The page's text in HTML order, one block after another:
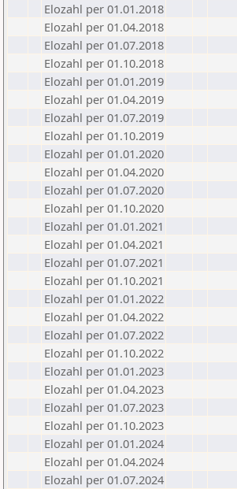
Elozahl per 01.01.2018
Elozahl per 01.04.2018
Elozahl per 01.07.2018
Elozahl per 01.10.2018
Elozahl per 01.01.2019
Elozahl per 01.04.2019
Elozahl per 01.07.2019
Elozahl per 01.10.2019
Elozahl per 01.01.2020
Elozahl per 01.04.2020
Elozahl per 01.07.2020
Elozahl per 01.10.2020
Elozahl per 01.01.2021
Elozahl per 01.04.2021
Elozahl per 01.07.2021
Elozahl per 01.10.2021
Elozahl per 01.01.2022
Elozahl per 01.04.2022
Elozahl per 01.07.2022
Elozahl per 01.10.2022
Elozahl per 01.01.2023
Elozahl per 01.04.2023
Elozahl per 01.07.2023
Elozahl per 01.10.2023
Elozahl per 01.01.2024
Elozahl per 01.04.2024
Elozahl per 01.07.2024